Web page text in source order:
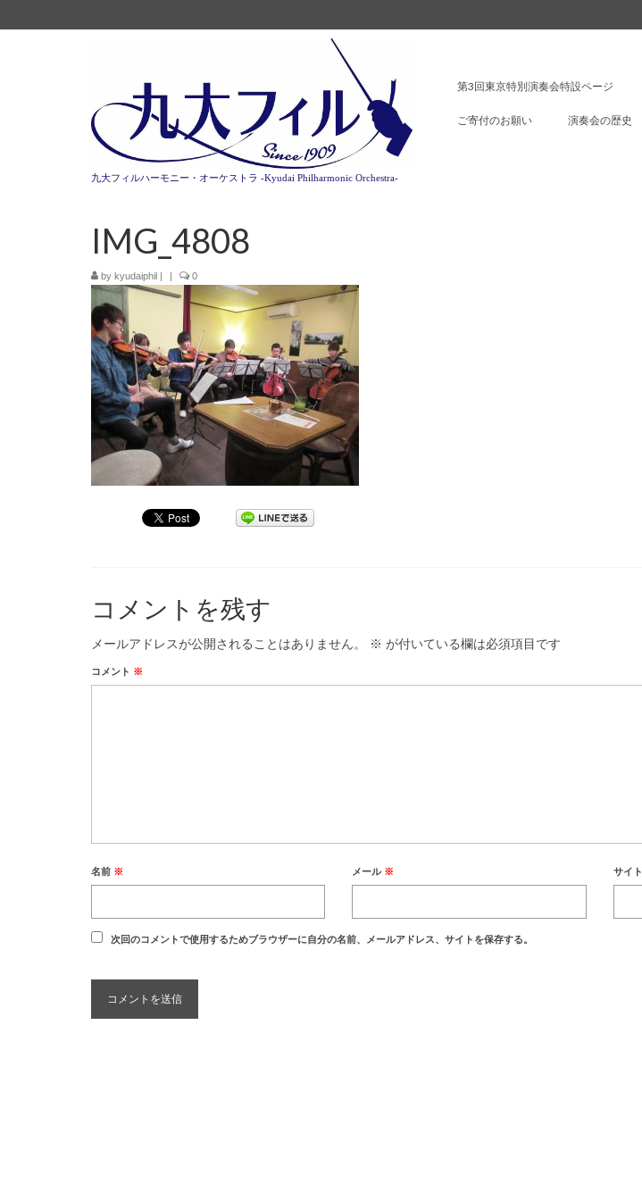
九大フィルハーモニー・オーケストラ -Kyudai Philharmonic Orchestra-
第3回東京特別演奏会特設ページ
ご寄付のお願い 演奏会の歴史
IMG_4808
by kyudaiphil | | 0
コメントを残す
メールアドレスが公開されることはありません。 ※ が付いている欄は必須項目です
コメント ※
名前 ※ メール ※ サイト
次回のコメントで使用するためブラウザーに自分の名前、メールアドレス、サイトを保存する。